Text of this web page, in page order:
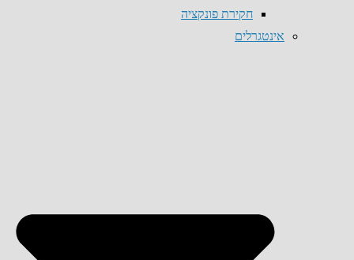
חקירת פונקציה
אינטגרלים